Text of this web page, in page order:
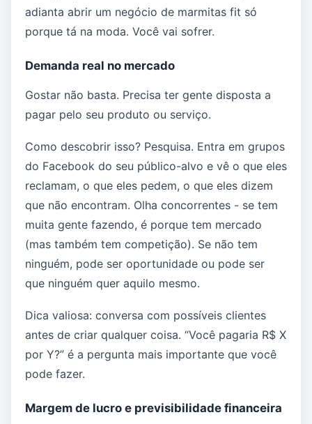
adianta abrir um negócio de marmitas fit só
porque tá na moda. Você vai sofrer.
Demanda real no mercado
Gostar não basta. Precisa ter gente disposta a
pagar pelo seu produto ou serviço.
Como descobrir isso? Pesquisa. Entra em grupos
do Facebook do seu público-alvo e vê o que eles
reclamam, o que eles pedem, o que eles dizem
que não encontram. Olha concorrentes - se tem
muita gente fazendo, é porque tem mercado
(mas também tem competição). Se não tem
ninguém, pode ser oportunidade ou pode ser
que ninguém quer aquilo mesmo.
Dica valiosa: conversa com possíveis clientes
antes de criar qualquer coisa. “Você pagaria R$ X
por Y?” é a pergunta mais importante que você
pode fazer.
Margem de lucro e previsibilidade financeira